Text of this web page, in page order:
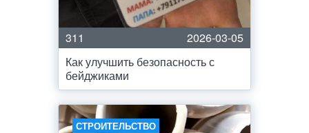
311
2026-03-05
Как улучшить безопасность с
бейджиками
СТРОИТЕЛЬСТВО